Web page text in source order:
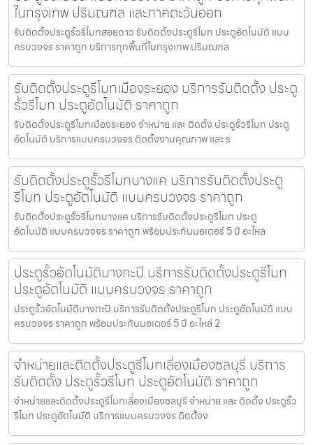
ในกรุงเทพ ปริมณฑล และภาคตะวันออก
รับติดตั้งประตูรั้วรีโมทสอยดาว รับติดตั้งประตูรีโมท ประตูอัตโนมัติ แบบ
ครบวงจร ราคาถูก บริการทุกพื้นที่ในกรุงเทพ ปริมณฑล
รับติดตั้งประตูรีโมทเมืองระยอง บริการรับติดตั้ง ประตู
รั้วรีโมท ประตูอัตโนมัติ ราคาถูก
รับติดตั้งประตูรีโมทเมืองระยอง จำหน่าย และ ติดตั้ง ประตูรั้วรีโมท ประตู
อัตโนมัติ บริการแบบครบวงจร ติดตั้งงานคุณภาพ และ ร
รับติดตั้งประตูรั้วรีโมทบางแค บริการรับติดตั้งประตู
รีโมท ประตูอัตโนมัติ แบบครบวงจร ราคาถูก
รับติดตั้งประตูรั้วรีโมทบางแค บริการรับติดตั้งประตูรีโมท ประตู
อัตโนมัติ แบบครบวงจร ราคาถูก พร้อมประกันมอเตอร์ 5 ปี อะไหล
ประตูรั้วอัตโนมัติบางกะปิ บริการรับติดตั้งประตูรีโมท
ประตูอัตโนมัติ แบบครบวงจร ราคาถูก
ประตูรั้วอัตโนมัติบางกะปิ บริการรับติดตั้งประตูรีโมท ประตูอัตโนมัติ แบบ
ครบวงจร ราคาถูก พร้อมประกันมอเตอร์ 5 ปี อะไหล่ 2
จำหน่ายและติดตั้งประตูรีโมทเลี่องเมืองชลบุรี บริการ
รับติดตั้ง ประตูรั้วรีโมท ประตูอัตโนมัติ ราคาถูก
จำหน่ายและติดตั้งประตูรีโมทเลี่องเมืองชลบุรี จำหน่าย และ ติดตั้ง ประตูรั้ว
รีโมท ประตูอัตโนมัติ บริการแบบครบวงจร ติดตั้งง